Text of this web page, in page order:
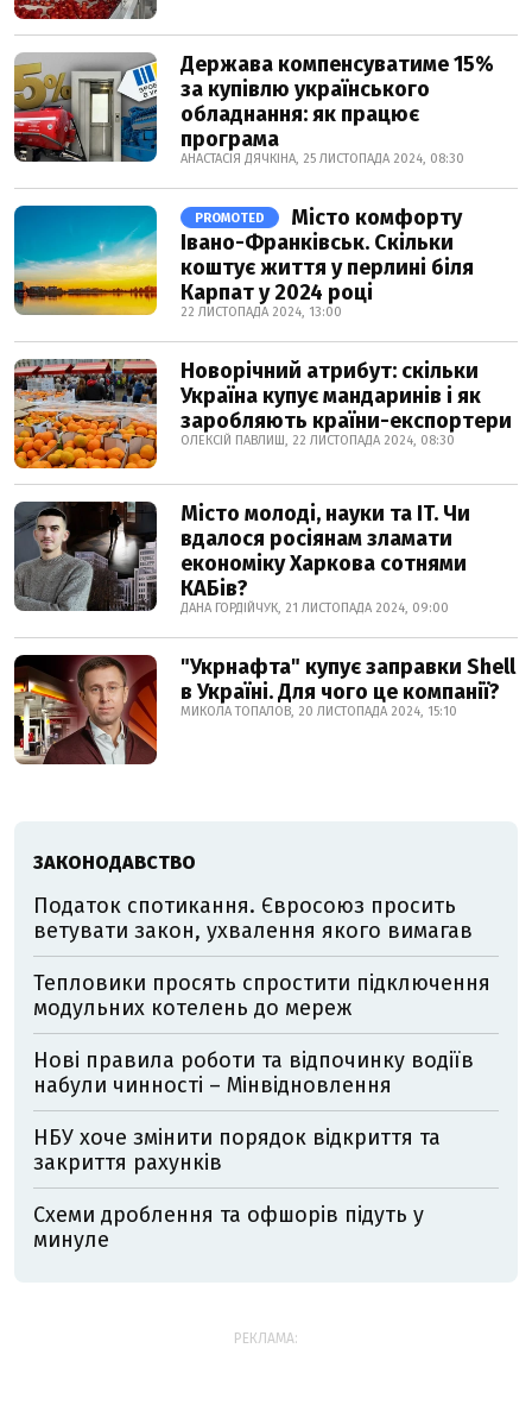
Держава компенсуватиме 15%
за купівлю українського
обладнання: як працює
програма
АНАСТАСІЯ ДЯЧКІНА, 25 ЛИСТОПАДА 2024, 08:30
PROMOTED
Місто комфорту
Івано-Франківськ. Скільки
коштує життя у перлині біля
Карпат у 2024 році
22 ЛИСТОПАДА 2024, 13:00
Новорічний атрибут: скільки
Україна купує мандаринів і як
заробляють країни-експортери
ОЛЕКСІЙ ПАВЛИШ, 22 ЛИСТОПАДА 2024, 08:30
Місто молоді, науки та IT. Чи
вдалося росіянам зламати
економіку Харкова сотнями
КАБів?
ДАНА ГОРДІЙЧУК, 21 ЛИСТОПАДА 2024, 09:00
"Укрнафта" купує заправки Shell
в Україні. Для чого це компанії?
МИКОЛА ТОПАЛОВ, 20 ЛИСТОПАДА 2024, 15:10
ЗАКОНОДАВСТВО
Податок спотикання. Євросоюз просить
ветувати закон, ухвалення якого вимагав
Тепловики просять спростити підключення
модульних котелень до мереж
Нові правила роботи та відпочинку водіїв
набули чинності – Мінвідновлення
НБУ хоче змінити порядок відкриття та
закриття рахунків
Схеми дроблення та офшорів підуть у
минуле
РЕКЛАМА: